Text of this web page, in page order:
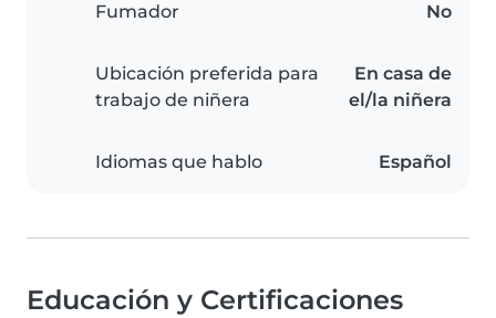
Fumador No
Ubicación preferida para
trabajo de niñera
En casa de
el/la niñera
Idiomas que hablo Español
Educación y Certificaciones